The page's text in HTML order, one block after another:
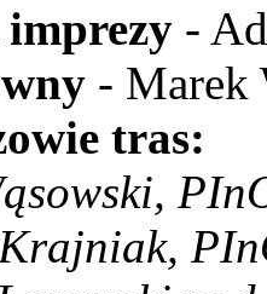
-
- Marek
tras: